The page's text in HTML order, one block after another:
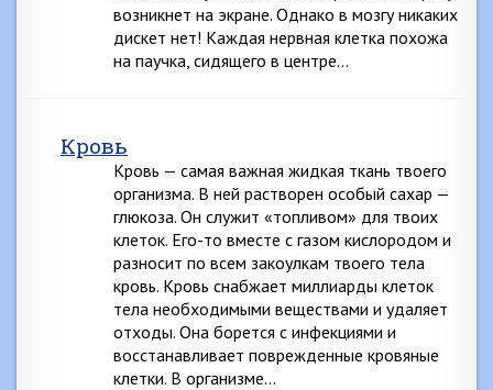
возникнет на экране. Однако в мозгу никаких
дискет нет! Каждая нервная клетка похожа
на паучка, сидящего в центре…
Кровь
Кровь — самая важная жидкая ткань твоего
организма. В ней растворен особый сахар —
глюкоза. Он служит «топливом» для твоих
клеток. Его-то вместе с газом кислородом и
разносит по всем закоулкам твоего тела
кровь. Кровь снабжает миллиарды клеток
тела необходимыми веществами и удаляет
отходы. Она борется с инфекциями и
восстанавливает поврежденные кровяные
клетки. В организме…